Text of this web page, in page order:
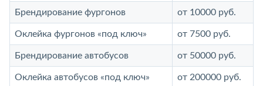
Брендирование фургонов от 10000 руб.
Оклейка фургонов «под ключ» от 7500 руб.
Брендирование автобусов от 50000 руб.
Оклейка автобусов «под ключ» от 200000 руб.